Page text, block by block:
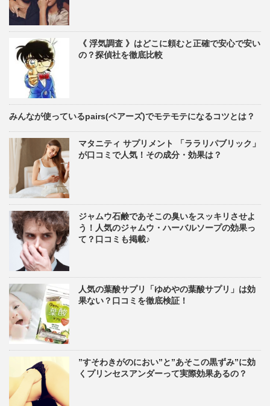
《 浮気調査 》はどこに頼むと正確で安心で安い
の？探偵社を徹底比較
みんなが使っているpairs(ペアーズ)でモテモテになるコツとは？
マタニティ サプリメント 「ララリパブリック」
が口コミで人気！その成分・効果は？
ジャムウ石鹸であそこの臭いをスッキリさせよ
う！人気のジャムウ・ハーバルソープの効果っ
て？口コミも掲載♪
人気の葉酸サプリ「ゆめやの葉酸サプリ」は効
果ない？口コミを徹底検証！
”すそわきがのにおい”と”あそこの黒ずみ”に効
くプリンセスアンダーって実際効果あるの？